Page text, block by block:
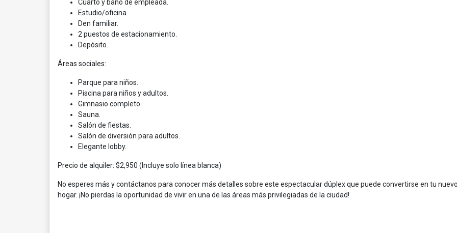
Cuarto y baño de empleada.
Estudio/oficina.
Den familiar.
2 puestos de estacionamiento.
Depósito.
Áreas sociales:
Parque para niños.
Piscina para niños y adultos.
Gimnasio completo.
Sauna.
Salón de fiestas.
Salón de diversión para adultos.
Elegante lobby.
Precio de alquiler: $2,950 (Incluye solo línea blanca)
No esperes más y contáctanos para conocer más detalles sobre este espectacular dúplex que puede convertirse en tu
hogar. ¡No pierdas la oportunidad de vivir en una de las áreas más privilegiadas de la ciudad!